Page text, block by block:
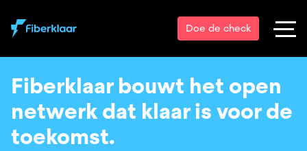
Doe de check
Fiberklaar bouwt het open
netwerk dat klaar is voor de
toekomst.